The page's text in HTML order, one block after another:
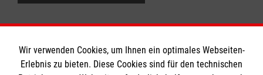
Wir verwenden Cookies, um Ihnen ein optimales Webseiten-
Erlebnis zu bieten. Diese Cookies sind für den technischen